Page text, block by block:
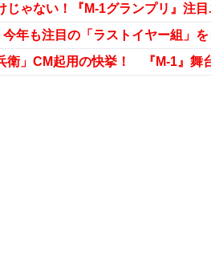
今年も注目の「ラストイヤー組」を
衛」CM起用の快挙！ 『M-1』舞